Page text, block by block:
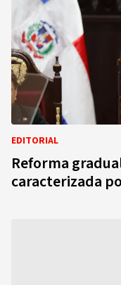
EDITORIAL
Reforma
caracterizada